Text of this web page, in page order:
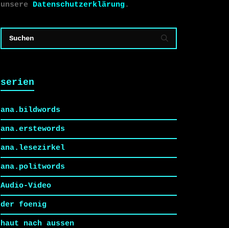
unsere Datenschutzerklärung.
serien
ana.bildwords
ana.erstewords
ana.lesezirkel
ana.politwords
Audio-Video
der foenig
haut nach aussen